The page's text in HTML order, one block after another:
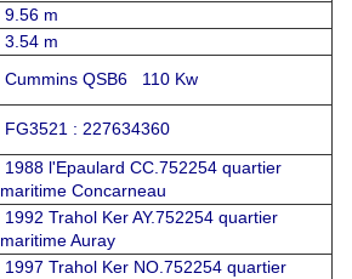
9.56 m
3.54 m
Cummins QSB6 110 Kw
FG3521 : 227634360
1988 l'Epaulard CC.752254 quartier
maritime Concarneau
1992 Trahol Ker AY.752254 quartier
maritime Auray
1997 Trahol Ker NO.752254 quartier